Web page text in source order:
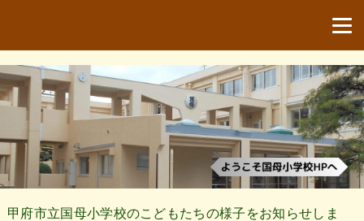
甲府市立国母小学校のこどもたちの様子をお知らせしま